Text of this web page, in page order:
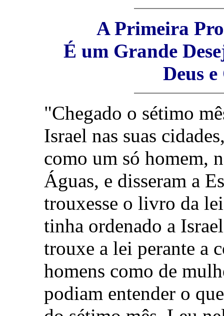
A Primeira
É um Grande
Deus
"Chegado o sétimo
Israel nas suas
como um só homem,
Águas, e disseram a
trouxesse o livro da
tinha ordenado a
trouxe a lei perante a
homens como de
podiam entender o